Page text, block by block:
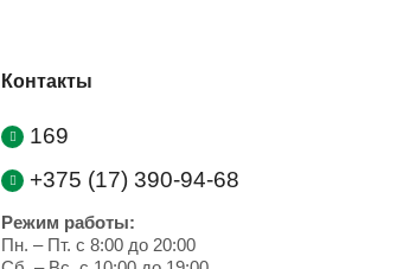
Контакты
169
+375 (17) 390-94-68
Режим работы:
Пн. – Пт. с 8:00 до 20:00